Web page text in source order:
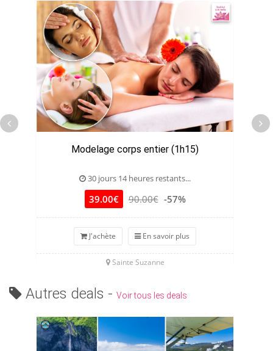
Modelage corps entier (1h15)
30 jours 14 heures restants...
39.00€ 90.00€ -57%
J'achète En savoir plus
Sainte Suzanne
Autres deals - Voir tous les deals